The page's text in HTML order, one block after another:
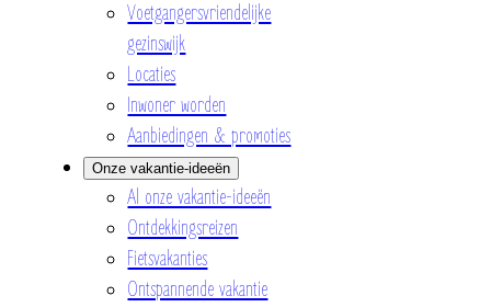
Voetgangersvriendelijke
gezinswijk
Locaties
Inwoner worden
Aanbiedingen & promoties
Onze vakantie-ideeën
Al onze vakantie-ideeën
Ontdekkingsreizen
Fietsvakanties
Ontspannende vakantie